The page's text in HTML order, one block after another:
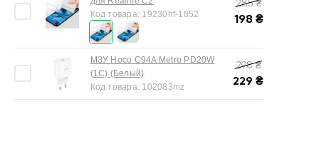
Код товара: 19230hf-1852
285₴
198 ₴
МЗУ Hoco C94A Metro PD20W
(1C) (Белый)
Код товара: 102083mz
298₴
229 ₴